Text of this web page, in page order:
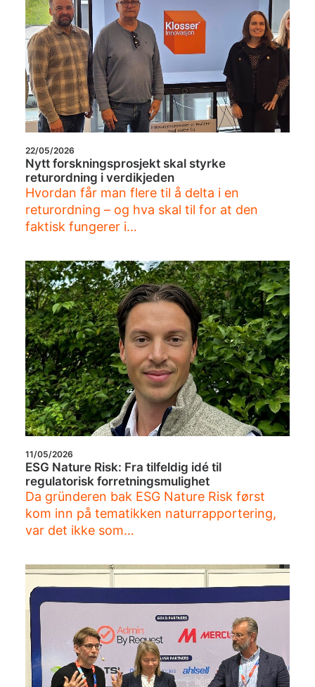
22/05/2026
Nytt forskningsprosjekt skal styrke
returordning i verdikjeden
Hvordan får man flere til å delta i en
returordning – og hva skal til for at den
faktisk fungerer i…
11/05/2026
ESG Nature Risk: Fra tilfeldig idé til
regulatorisk forretningsmulighet
Da gründeren bak ESG Nature Risk først
kom inn på tematikken naturrapportering,
var det ikke som…